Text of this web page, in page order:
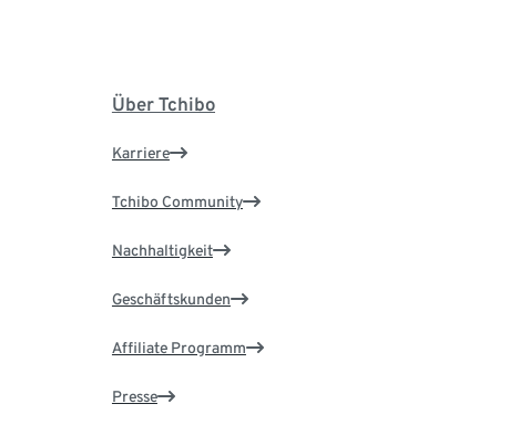
Über Tchibo
Karriere
Tchibo Community
Nachhaltigkeit
Geschäftskunden
Affiliate Programm
Presse